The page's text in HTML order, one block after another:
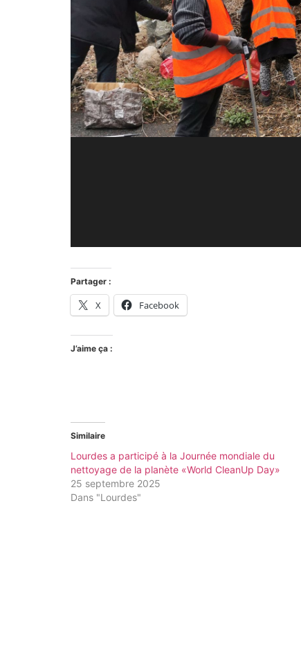
Partager :
X Facebook
J’aime ça :
Similaire
Lourdes a participé à la Journée mondiale du
nettoyage de la planète «World CleanUp Day»
25 septembre 2025
Dans "Lourdes"